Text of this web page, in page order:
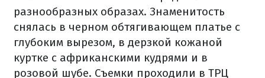
разнообразных образах. Знаменитость
снялась в черном обтягивающем платье с
глубоким вырезом, в дерзкой кожаной
куртке с африканскими кудрями и в
розовой шубе. Съемки проходили в ТРЦ